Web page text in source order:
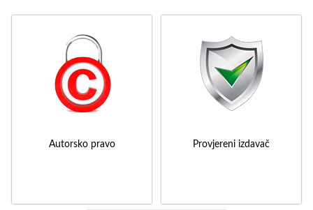
Autorsko pravo Provjereni izdavač